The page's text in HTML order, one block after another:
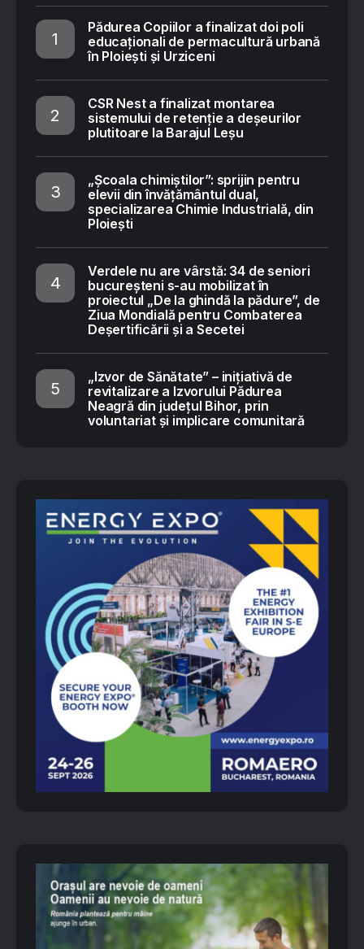
Pădurea Copiilor a finalizat doi poli
educaționali de permacultură urbană
în Ploiești și Urziceni
CSR Nest a finalizat montarea
sistemului de retenție a deșeurilor
plutitoare la Barajul Leșu
„Școala chimiștilor”: sprijin pentru
elevii din învățământul dual,
specializarea Chimie Industrială, din
Ploiești
Verdele nu are vârstă: 34 de seniori
bucureșteni s-au mobilizat în
proiectul „De la ghindă la pădure”, de
Ziua Mondială pentru Combaterea
Deșertificării și a Secetei
„Izvor de Sănătate” – inițiativă de
revitalizare a Izvorului Pădurea
Neagră din județul Bihor, prin
voluntariat și implicare comunitară